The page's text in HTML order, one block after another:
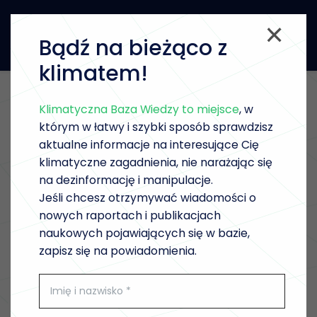
WRÓĆ DO LISTY
POBIERZ(PL)
Bądź na bieżąco z
klimatem!
Klimatyczna Baza Wiedzy to miejsce, w
którym w łatwy i szybki sposób sprawdzisz
aktualne informacje na interesujące Cię
klimatyczne zagadnienia, nie narażając się
na dezinformację i manipulacje.
Jeśli chcesz otrzymywać wiadomości o
nowych raportach i publikacjach
naukowych pojawiających się w bazie,
zapisz się na powiadomienia.